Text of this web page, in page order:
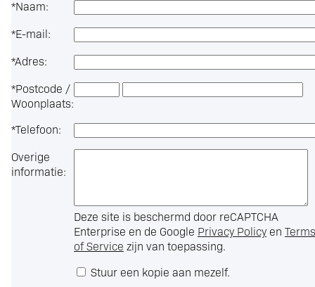
*Naam:
*E-mail:
*Adres:
*Postcode /
Woonplaats:
*Telefoon:
Overige
informatie:
Deze site is beschermd door reCAPTCHA
Enterprise en de Google Privacy Policy en Terms
of Service zijn van toepassing.
Stuur een kopie aan mezelf.